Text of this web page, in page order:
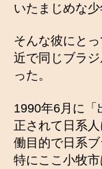
いたまじめな少
そんな彼にと
近で同じブラ
った。
1990年6月に「
正されて日系
働目的で日系ブ
特にここ小牧